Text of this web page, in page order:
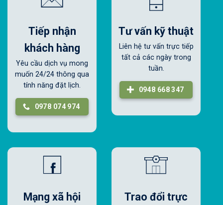
Tiếp nhận
khách hàng
Yêu cầu dịch vụ mong
muốn 24/24 thông qua
tính năng đặt lịch.
0978 074 974
Tư vấn kỹ thuật
Liên hệ tư vấn trực tiếp
tất cả các ngày trong
tuần.
0948 668 347
Mạng xã hội
Trao đổi trực